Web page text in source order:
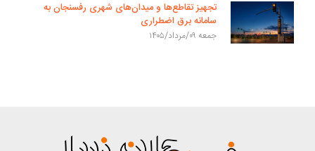
تجهیز تقاطع‌ها و میدان‌های شهری رفسنجان به
سامانه برق اضطراری
جمعه ۰۹/مرداد/۱۴۰۵